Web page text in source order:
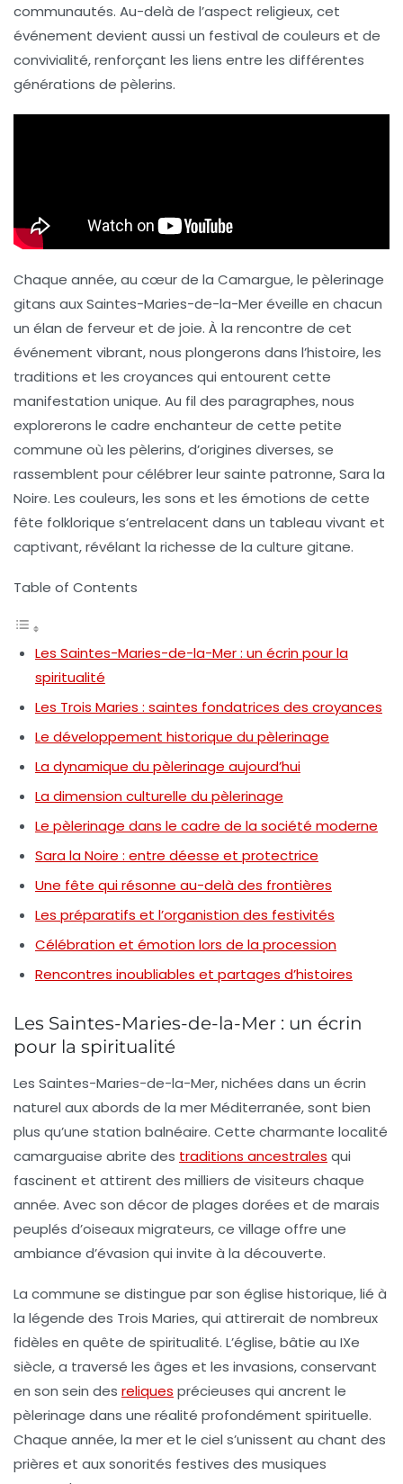
communautés. Au-delà de l’aspect religieux, cet
événement devient aussi un festival de couleurs et de
convivialité, renforçant les liens entre les différentes
générations de pèlerins.
Chaque année, au cœur de la Camargue, le pèlerinage
gitans auxSaintes-Maries-de-la-Meréveille en chacun
un élan de ferveur et de joie. À la rencontre de cet
événement vibrant, nous plongerons dans l’histoire, les
traditions et les croyances qui entourent cette
manifestation unique. Au fil des paragraphes, nous
explorerons le cadre enchanteur de cette petite
commune où les pèlerins, d’origines diverses, se
rassemblent pour célébrer leur sainte patronne,Sara la
Noire. Les couleurs, les sons et les émotions de cette
fête folklorique s’entrelacent dans un tableau vivant et
captivant, révélant la richesse de la culture gitane.
Table of Contents
Les Saintes-Maries-de-la-Mer : un écrin pour la
spiritualité
Les Trois Maries : saintes fondatrices des croyances
Le développement historique du pèlerinage
La dynamique du pèlerinage aujourd’hui
La dimension culturelle du pèlerinage
Le pèlerinage dans le cadre de la société moderne
Sara la Noire : entre déesse et protectrice
Une fête qui résonne au-delà des frontières
Les préparatifs et l’organistion des festivités
Célébration et émotion lors de la procession
Rencontres inoubliables et partages d’histoires
Les Saintes-Maries-de-la-Mer : un écrin
pour la spiritualité
Les Saintes-Maries-de-la-Mer, nichées dans un écrin
naturel aux abords de la mer Méditerranée, sont bien
plus qu’une station balnéaire. Cette charmante localité
camarguaise abrite des traditions ancestrales qui
fascinent et attirent des milliers de visiteurs chaque
année. Avec son décor de plages dorées et de marais
peuplés d’oiseaux migrateurs, ce village offre une
ambiance d’évasion qui invite à la découverte.
La commune se distingue par son église historique, lié à
la légende des Trois Maries, qui attirerait de nombreux
fidèles en quête de spiritualité. L’église, bâtie au IXe
siècle, a traversé les âges et les invasions, conservant
en son sein des reliques précieuses qui ancrent le
pèlerinage dans une réalité profondément spirituelle.
Chaque année, la mer et le ciel s’unissent au chant des
prières et aux sonorités festives des musiques